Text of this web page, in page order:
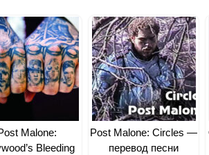
Malone:
Bleeding
Post Malone: Circles —
перевод песни